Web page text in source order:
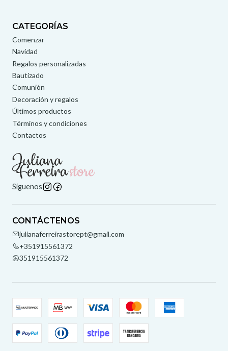
CATEGORÍAS
Comenzar
Navidad
Regalos personalizadas
Bautizado
Comunión
Decoración y regalos
Últimos productos
Términos y condiciones
Contactos
Síguenos
CONTÁCTENOS
julianaferreirastorept@gmail.com
+351915561372
351915561372